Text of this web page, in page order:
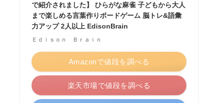
で紹介されました】 ひらがな麻雀 子どもから大人
まで楽しめる言葉作りボードゲーム 脳トレ&語彙
力アップ 2人以上 EdisonBrain
Ｅｄｉｓｏｎ Ｂｒａｉｎ
Amazonで値段を調べる
楽天市場で値段を調べる